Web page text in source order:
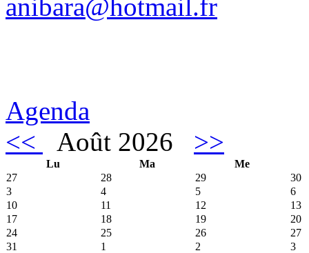
anibara@hotmail.fr
Agenda
<<
Août 2026 >>
Lu Ma
Me
27
28 29
30
3
4 5
6
10
11 12
13
17
18 19
20
24
25 26
27
31
1 2 3